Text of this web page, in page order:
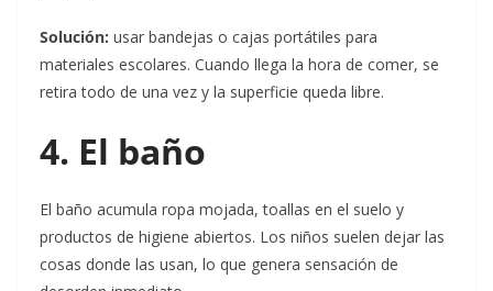
Solución: usar bandejas o cajas portátiles para
materiales escolares. Cuando llega la hora de comer, se
retira todo de una vez y la superficie queda libre.
4. El baño
El baño acumula ropa mojada, toallas en el suelo y
productos de higiene abiertos. Los niños suelen dejar las
cosas donde las usan, lo que genera sensación de